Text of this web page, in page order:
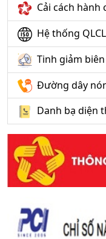
Cải cách hành
Hệ thống
Tinh giảm
Đường dây
Danh bạ diện